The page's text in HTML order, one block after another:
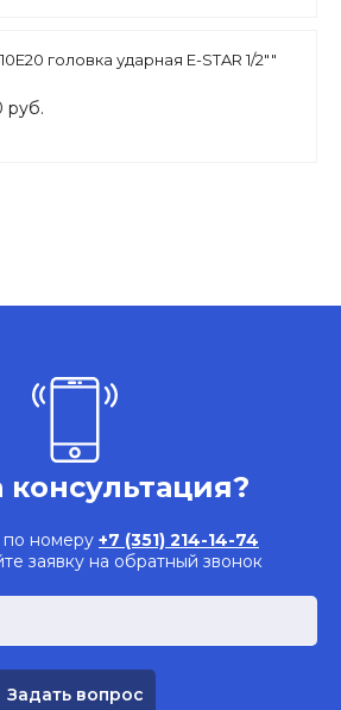
головка ударная E-STAR 1/2""
руб.
номеру +7 (351) 214-14-74
заявку на обратный звонок